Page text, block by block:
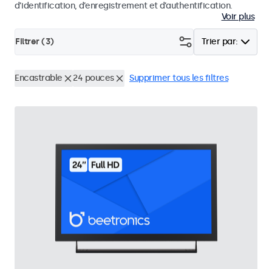
d’identification, d’enregistrement et d’authentification.
Voir plus
Trier par:
Filtrer (3)
Encastrable 24 pouces Supprimer tous les filtres